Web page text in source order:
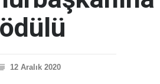
12 Aralık 2020